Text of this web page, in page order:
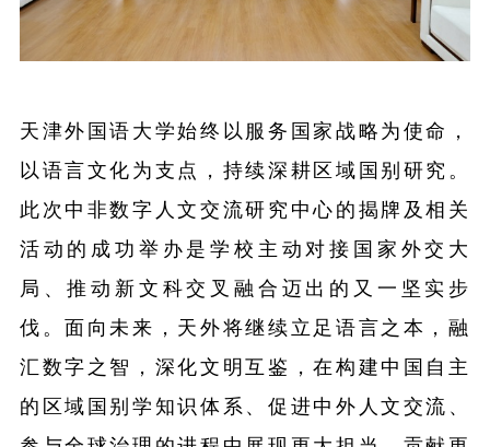
天津外国语大学始终以服务国家战略为使命，
以语言文化为支点，持续深耕区域国别研究。
此次中非数字人文交流研究中心的揭牌及相关
活动的成功举办是学校主动对接国家外交大
局、推动新文科交叉融合迈出的又一坚实步
伐。面向未来，天外将继续立足语言之本，融
汇数字之智，深化文明互鉴，在构建中国自主
的区域国别学知识体系、促进中外人文交流、